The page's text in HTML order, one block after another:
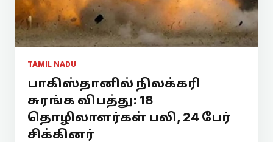
TAMIL NADU
பாகிஸ்தானில் நிலக்கரி
சுரங்க விபத்து: 18
தொழிலாளர்கள் பலி, 24 பேர்
சிக்கினர்